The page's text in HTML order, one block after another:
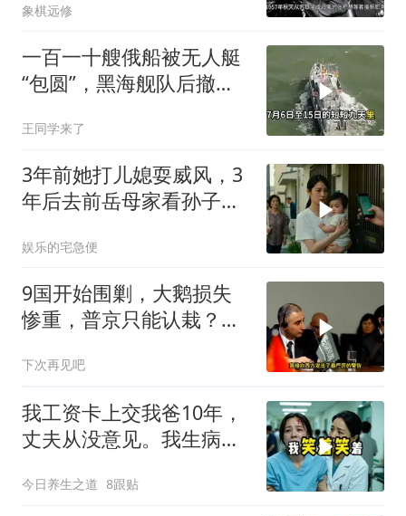
象棋远修
一百一十艘俄船被无人艇
“包圆”，黑海舰队后撤数
王同学来了
3年前她打儿媳耍威风，3
年后去前岳母家看孙子，
娱乐的宅急便
9国开始围剿，大鹅损失
惨重，普京只能认栽？俄
下次再见吧
我工资卡上交我爸10年，
丈夫从没意见。我生病住
今日养生之道 8跟贴